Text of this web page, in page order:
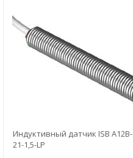
Индуктивный датчик ISB A12B-
21-1,5-LP